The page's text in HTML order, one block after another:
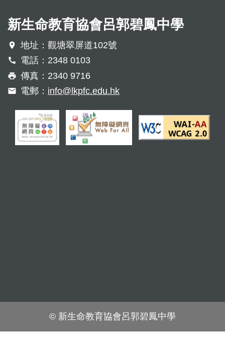
新生命教育協會呂郭碧鳳中學
地址：觀塘翠屏道102號
電話：2348 0103
傳真：2340 9716
電郵： info@lkpfc.edu.hk
© 新生命教育協會呂郭碧鳳中學